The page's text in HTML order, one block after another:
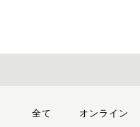
全て オンライン